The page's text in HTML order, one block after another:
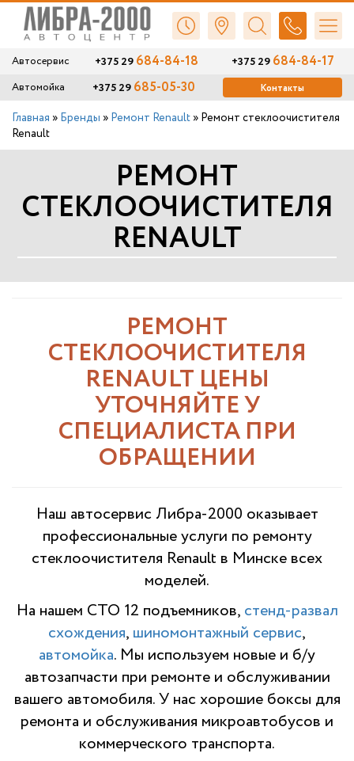
Автосервис +375 29684-84-18 +375 29684-84-17
Автомойка +375 29 685-05-30 Контакты
Главная » Бренды » Ремонт Renault » Ремонт стеклоочистителя
Renault
РЕМОНТ
СТЕКЛООЧИСТИТЕЛЯ
RENAULT
РЕМОНТ
СТЕКЛООЧИСТИТЕЛЯ
RENAULT ЦЕНЫ
УТОЧНЯЙТЕ У
СПЕЦИАЛИСТА ПРИ
ОБРАЩЕНИИ
Наш автосервис Либра-2000 оказывает
профессиональные услуги по ремонту
стеклоочистителя Renault в Минске всех
моделей.
На нашем СТО 12 подъемников, стенд-развал
схождения, шиномонтажный сервис,
автомойка. Мы используем новые и б/у
автозапчасти при ремонте и обслуживании
вашего автомобиля. У нас хорошие боксы для
ремонта и обслуживания микроавтобусов и
коммерческого транспорта.